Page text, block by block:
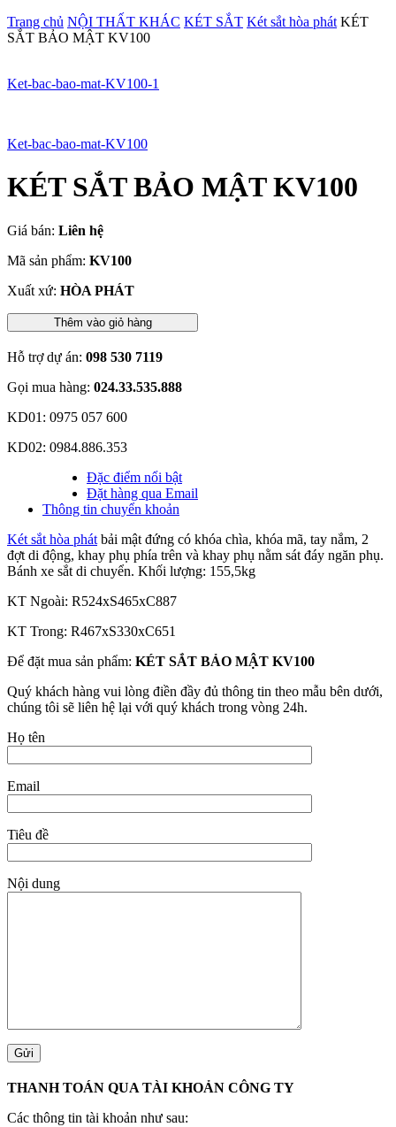
Trang chủ NỘI THẤT KHÁC KÉT SẮT Két sắt hòa phát KÉT
SẮT BẢO MẬT KV100
Ket-bac-bao-mat-KV100-1
Ket-bac-bao-mat-KV100
KÉT SẮT BẢO MẬT KV100
Giá bán: Liên hệ
Mã sản phẩm: KV100
Xuất xứ: HÒA PHÁT
Thêm vào giỏ hàng
Hỗ trợ dự án: 098 530 7119
Gọi mua hàng: 024.33.535.888
KD01: 0975 057 600
KD02: 0984.886.353
Đặc điểm nổi bật
Đặt hàng qua Email
Thông tin chuyển khoản
Két sắt hòa phát bải mật đứng có khóa chìa, khóa mã, tay nắm, 2
đợt di động, khay phụ phía trên và khay phụ nằm sát đáy ngăn phụ.
Bánh xe sắt di chuyển. Khối lượng: 155,5kg
KT Ngoài: R524xS465xC887
KT Trong: R467xS330xC651
Để đặt mua sản phẩm: KÉT SẮT BẢO MẬT KV100
Quý khách hàng vui lòng điền đầy đủ thông tin theo mẫu bên dưới,
chúng tôi sẽ liên hệ lại với quý khách trong vòng 24h.
Họ tên
Email
Tiêu đề
Nội dung
THANH TOÁN QUA TÀI KHOẢN CÔNG TY
Các thông tin tài khoản như sau: